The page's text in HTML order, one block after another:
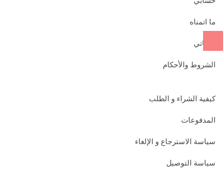
ما اتمناه
طلباتي
الشروط والأحكام
كيفية الشراء و الطلب
المدفوعات
سياسة الاسترجاع و الإلغاء
سياسة التوصيل